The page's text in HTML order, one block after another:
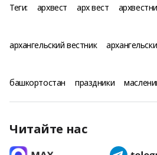
Теги: архвест арх вест
архангельский вестник
башкортостан праздники
Читайте нас